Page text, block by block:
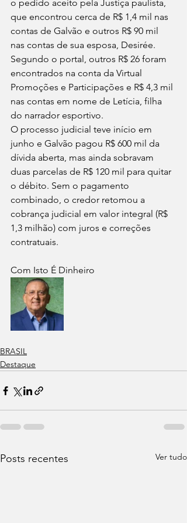
o pedido aceito pela Justiça paulista,
que encontrou cerca de R$ 1,4 mil nas
contas de Galvão e outros R$ 90 mil
nas contas de sua esposa, Desirée.
Segundo o portal, outros R$ 26 foram
encontrados na conta da Virtual
Promoções e Participações e R$ 4,3 mil
nas contas em nome de Letícia, filha
do narrador esportivo.
O processo judicial teve início em
junho e Galvão pagou R$ 600 mil da
dívida aberta, mas ainda sobravam
duas parcelas de R$ 120 mil para quitar
o débito. Sem o pagamento
combinado, o credor retomou a
cobrança judicial em valor integral (R$
1,3 milhão) com juros e correções
contratuais.
Com Isto É Dinheiro
BRASIL
Destaque
Posts recentes Ver tudo